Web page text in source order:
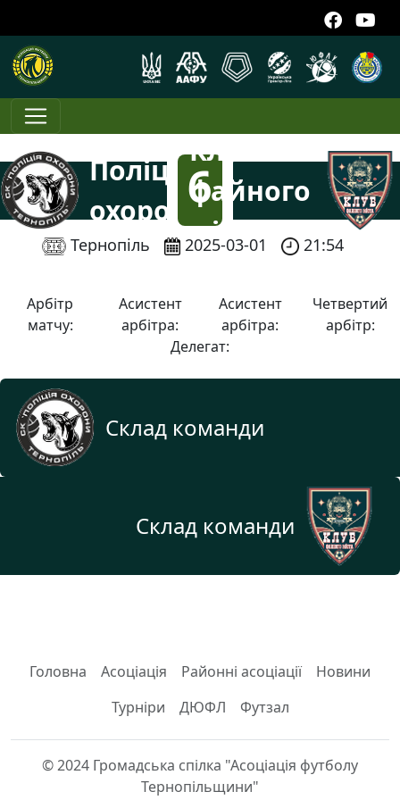
Поліція
охорони
6
:
Клуб
файного
міста
Тернопіль 2025-03-01 21:54
Арбітр
матчу:
Асистент
арбітра:
Асистент
арбітра:
Четвертий
арбітр:
Делегат:
Склад команди
Склад команди
Головна Асоціація Районні асоціації
Новини
Турніри
ДЮФЛ Футзал
© 2024 Громадська спілка "Асоціація футболу
Тернопільщини"